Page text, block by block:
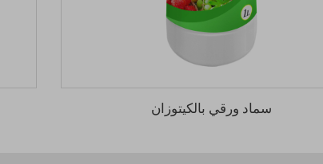
سماد ورقي بالكيتوزان